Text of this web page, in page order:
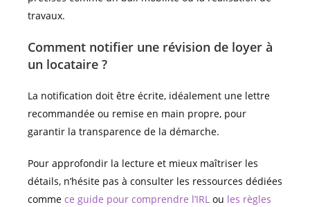
travaux.
Comment notifier une révision de loyer à
un locataire ?
La notification doit être écrite, idéalement une lettre
recommandée ou remise en main propre, pour
garantir la transparence de la démarche.
Pour approfondir la lecture et mieux maîtriser les
détails, n’hésite pas à consulter les ressources dédiées
comme ce guide pour comprendre l’IRL ou les règles